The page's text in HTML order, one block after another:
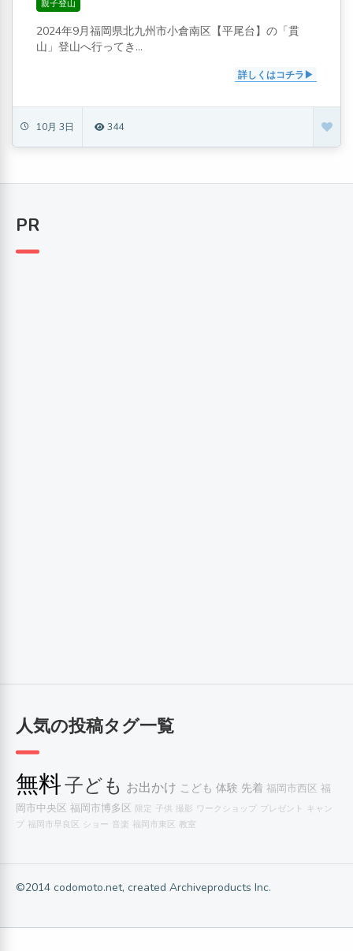
親子登山
2024年9月福岡県北九州市小倉南区【平尾台】の「貫
山」登山へ行ってき...
詳しくはコチラ
10月 3日 344
PR
人気の投稿タグ一覧
無料子ども お出かけ こども 体験 先着 福岡市西区 福
岡市中央区 福岡市博多区 限定 子供 撮影 ワークショップ プレゼント キャン
プ 福岡市早良区 ショー 音楽 福岡市東区 教室
©2014 codomoto.net, created Archiveproducts Inc.